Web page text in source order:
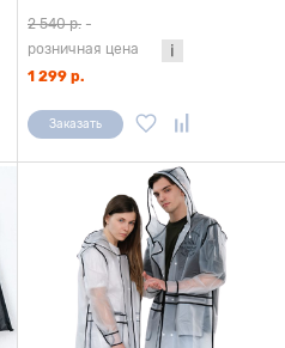
2 540 р. -
розничная цена
1 299 р.
Заказать